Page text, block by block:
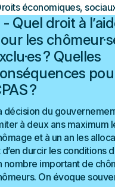
économiques,
Quel droit à
les
? Quelles
?
décision du
à deux ans maximum
et à un an les
d’en durcir les conditions
nombre important de
On évoque